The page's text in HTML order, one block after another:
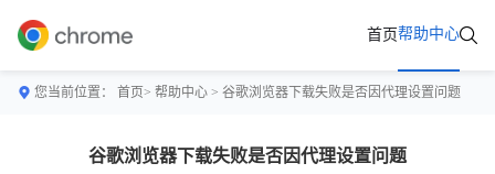
首页帮助中心
您当前位置： 首页> 帮助中心 > 谷歌浏览器下载失败是否因代理设置问题
谷歌浏览器下载失败是否因代理设置问题